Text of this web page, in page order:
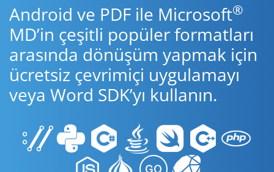
Android ve PDF ile Microsoft®
MD’in çeşitli popüler formatları
arasında dönüşüm yapmak için
ücretsiz çevrimiçi uygulamayı
veya Word SDK’yı kullanın.